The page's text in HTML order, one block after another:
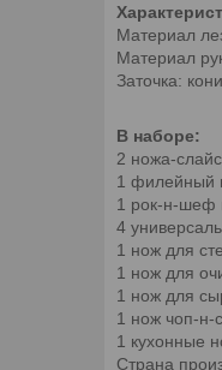
Материал
Материал
Заточка:
В наборе:
2 ножа-
1 филейный
1 рок-н-шеф
4
1 нож для
1 нож для
1 нож для
1 нож чоп-н-
1 кухонные
Страна